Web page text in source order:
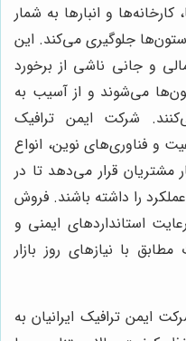
و انبارها به شمار
ستون‌ها جلوگیری می‌کند. این
و جانی ناشی از برخورد
می‌شوند و از آسیب به
شرکت ایمن ترافیک
و فناوری‌های نوین، انواع
مشتریان قرار می‌دهد تا در
را داشته باشند. فروش
استانداردهای ایمنی و
با نیازهای روز بازار
ایمن ترافیک ایرانیان به